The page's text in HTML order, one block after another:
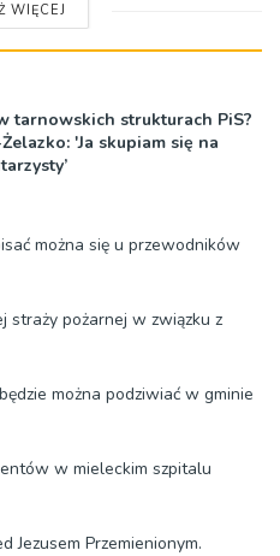
WIĘCEJ
tarnowskich strukturach PiS?
'Ja skupiam się na
można się u przewodników
straży pożarnej w związku z
można podziwiać w gminie
w mieleckim szpitalu
Jezusem Przemienionym.